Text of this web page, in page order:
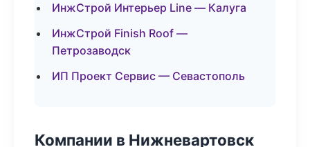
ИнжСтрой Интерьер Line — Калуга
ИнжСтрой Finish Roof —
Петрозаводск
ИП Проект Сервис — Севастополь
Компании в Нижневартовск